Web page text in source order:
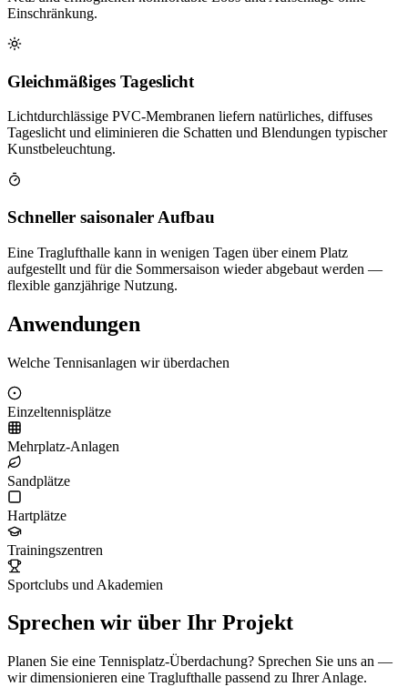
Einschränkung.
Gleichmäßiges Tageslicht
Lichtdurchlässige PVC-Membranen liefern natürliches, diffuses
Tageslicht und eliminieren die Schatten und Blendungen typischer
Kunstbeleuchtung.
Schneller saisonaler Aufbau
Eine Traglufthalle kann in wenigen Tagen über einem Platz
aufgestellt und für die Sommersaison wieder abgebaut werden —
flexible ganzjährige Nutzung.
Anwendungen
Welche Tennisanlagen wir überdachen
Einzeltennisplätze
Mehrplatz-Anlagen
Sandplätze
Hartplätze
Trainingszentren
Sportclubs und Akademien
Sprechen wir über Ihr Projekt
Planen Sie eine Tennisplatz-Überdachung? Sprechen Sie uns an —
wir dimensionieren eine Traglufthalle passend zu Ihrer Anlage.